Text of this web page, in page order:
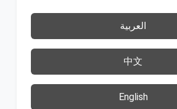
العربية
中文
English